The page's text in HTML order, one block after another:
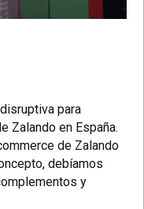
para
Zalando en España.
de Zalando
debíamos
y